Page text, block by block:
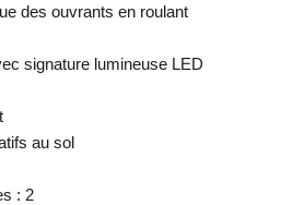
des ouvrants en roulant
signature lumineuse LED
au sol
: 2